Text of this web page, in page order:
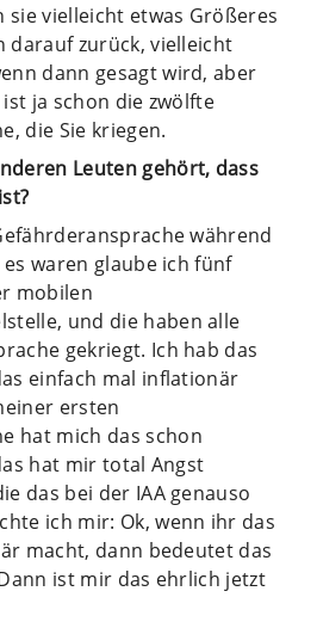
sie vielleicht etwas Größeres
darauf zurück, vielleicht
dann gesagt wird, aber
ja schon die zwölfte
die Sie kriegen.
Leuten gehört, dass
während
waren glaube ich fünf
mobilen
und die haben alle
gekriegt. Ich hab das
einfach mal inflationär
ersten
hat mich das schon
hat mir total Angst
das bei der IAA genauso
ich mir: Ok, wenn ihr das
macht, dann bedeutet das
ist mir das ehrlich jetzt